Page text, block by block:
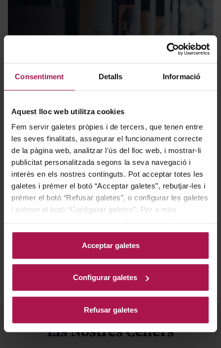
Consentiment Detalls Informació
Aquest lloc web utilitza cookies
Fem servir galetes pròpies i de tercers, que tenen entre
les seves finalitats, assegurar el funcionament correcte
de la pàgina web, analitzar l'ús del lloc web, i mostrar-li
publicitat personalitzada segons la seva navegació i
interès en els nostres continguts. Pot acceptar totes les
galetes i prémer el botó “Acceptar galetes”, rebutjar-les i
prémer el botó “Refusar galetes”, o configurar les galetes
i prémer el botó “Configurar galetes”. Per a més
Acceptar galetes
Configurar galetes
Refusar galetes
Novetats
Packs regal
Millor valorats Blog
Els Nostres Cellers